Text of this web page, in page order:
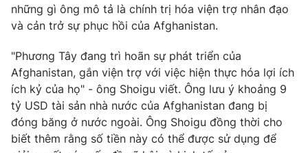
Video Shorts video
VTV Money VTV Thể thao
VTV Sức khoẻ Bất động sản
Thị trường 24h Tấm lòng Việt
những gì ông mô tả là chính trị hóa viện trợ nhân đạo
và cản trở sự phục hồi của Afghanistan.
"Phương Tây đang trì hoãn sự phát triển của
Afghanistan, gắn viện trợ với việc hiện thực hóa lợi ích
ích kỷ của họ" - ông Shoigu viết. Ông lưu ý khoảng 9
tỷ USD tài sản nhà nước của Afghanistan đang bị
đóng băng ở nước ngoài. Ông Shoigu đồng thời cho
biết thêm rằng số tiền này có thể được sử dụng để